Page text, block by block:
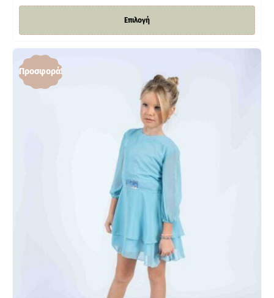
Επιλογή
Προσφορά!